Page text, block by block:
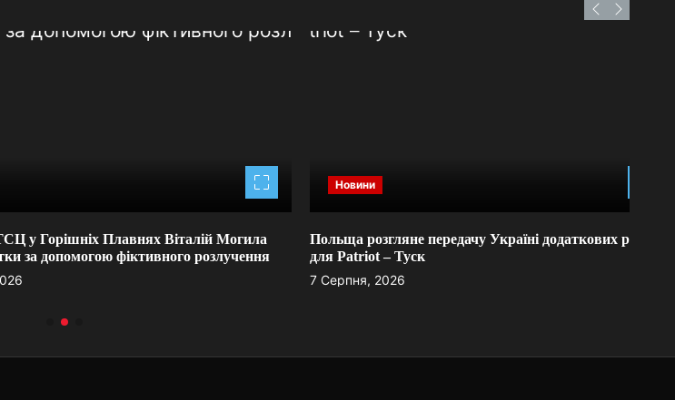
Плавнях Віталій Могила
фіктивного розлучення
Польща розгляне передачу Україні додаткових ракет
для Patriot – Туск
7 Серпня, 2026